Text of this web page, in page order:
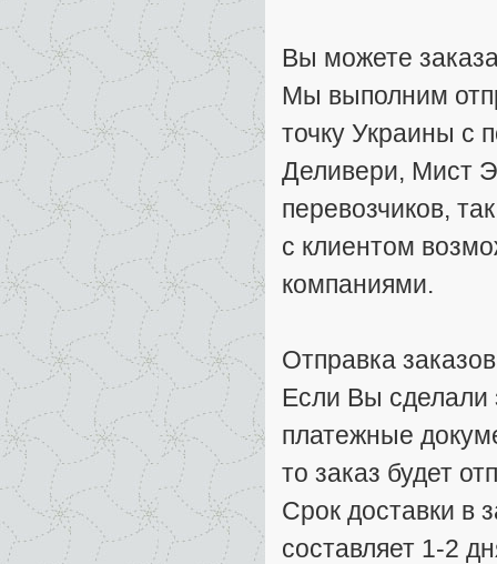
Вы можете
Мы выполним
точку Украины с
Деливери, Мист
перевозчиков,
с клиентом
компаниями.
Отправка
Если Вы сделали
платежные
то заказ будет
Срок доставки в
составляет 1-2